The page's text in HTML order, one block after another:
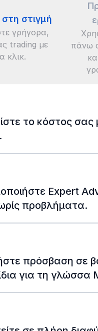
στιγμή
γρήγορα,
trading με
κλικ.
πάνω
το κόστος
Expert
προβλήματα.
πρόσβαση σε
για τη γλώσσα